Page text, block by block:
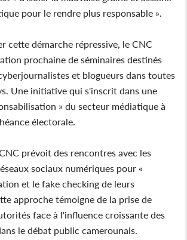
pour le rendre plus responsable ».
cette démarche répressive, le CNC
prochaine de séminaires destinés
et blogueurs dans toutes
Une initiative qui s'inscrit dans une
» du secteur médiatique à
électorale.
prévoit des rencontres avec les
sociaux numériques pour «
et le fake checking de leurs
approche témoigne de la prise de
face à l'influence croissante des
le débat public camerounais.